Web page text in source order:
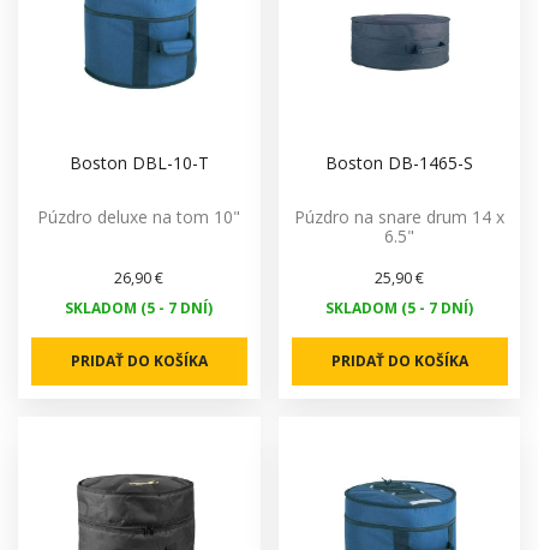
Boston DBL-10-T
Púzdro deluxe na tom 10"
26,90 €
SKLADOM (5 - 7 DNÍ)
PRIDAŤ DO KOŠÍKA
Boston DB-1465-S
Púzdro na snare drum 14 x
6.5"
25,90 €
SKLADOM (5 - 7 DNÍ)
PRIDAŤ DO KOŠÍKA